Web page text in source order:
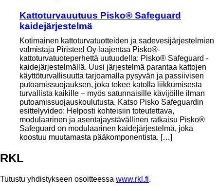
Kattoturvauutuus Pisko® Safeguard
kaidejärjestelmä
Kotimainen kattoturvatuotteiden ja sadevesijärjestelmien
valmistaja Piristeel Oy laajentaa Pisko®-
kattoturvatuoteperhettä uutuudella: Pisko® Safeguard -
kaidejärjestelmällä. Uusi järjestelmä parantaa kattojen
käyttöturvallisuutta tarjoamalla pysyvän ja passiivisen
putoamissuojauksen, joka tekee katolla liikkumisesta
turvallista kaikille – myös satunnaisille kävijöille ilman
putoamissuojauskoulutusta. Katso Pisko Safeguardin
esittelyvideo: Helposti kohteisiin toteutettava,
modulaarinen ja asentajaystävällinen ratkaisu Pisko®
Safeguard on modulaarinen kaidejärjestelmä, joka
koostuu muutamasta pääkomponentista. […]
RKL
Tutustu yhdistykseen osoitteessa www.rkl.fi.